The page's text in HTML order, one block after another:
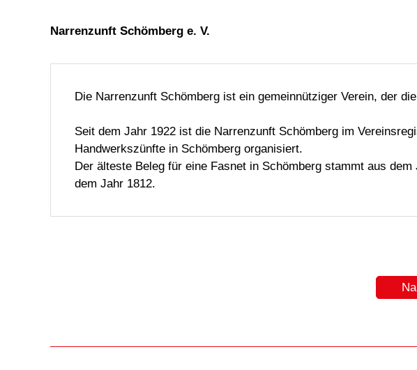
Narrenzunft Schömberg e. V.
Die Narrenzunft Schömberg ist ein gemeinnütziger Verein, der
Seit dem Jahr 1922 ist die Narrenzunft Schömberg im
Handwerkszünfte in Schömberg organisiert.
Der älteste Beleg für eine Fasnet in Schömberg stammt aus
dem Jahr 1812.